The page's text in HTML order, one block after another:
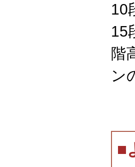
10
15
階
ン
■